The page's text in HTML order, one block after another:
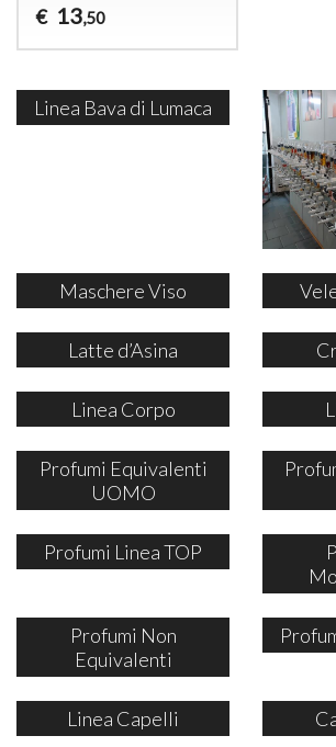
€ 13,50
Linea Bava di Lumaca
Maschere Viso
Latte d’Asina
Linea Corpo
Profumi Equivalenti
UOMO
Profumi Linea TOP
Profumi Non
Equivalenti
Linea Capelli